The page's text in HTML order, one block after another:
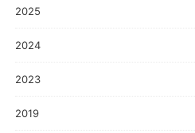
2025
2024
2023
2019